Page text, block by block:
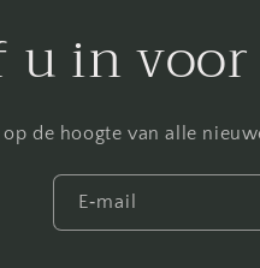
u in
de hoogte van alle
E‑mail